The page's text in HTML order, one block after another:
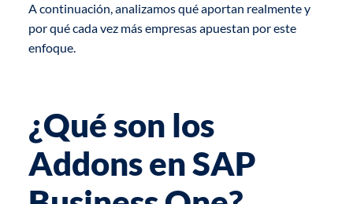
A continuación, analizamos qué aportan realmente y
por qué cada vez más empresas apuestan por este
enfoque.
¿Qué son los
Addons en SAP